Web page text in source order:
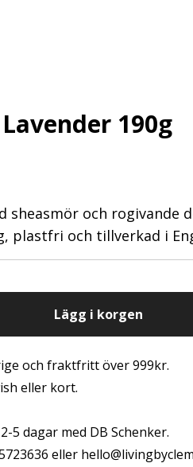
190g
sheasmör och rogivande
plastfri och tillverkad i
Lägg i korgen
och fraktfritt över 999kr.
eller kort.
5 dagar med DB Schenker.
eller